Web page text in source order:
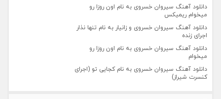
دانلود آهنگ سیروان خسروی به نام اون روزا رو
میخوام ریمیکس
دانلود آهنگ سیروان خسروی و زانیار به نام تنها نذار
اجرای زنده
دانلود آهنگ سیروان خسروی به نام اون روزا رو
میخوام
دانلود آهنگ سیروان خسروی به نام کجایی تو (اجرای
کنسرت شیراز)